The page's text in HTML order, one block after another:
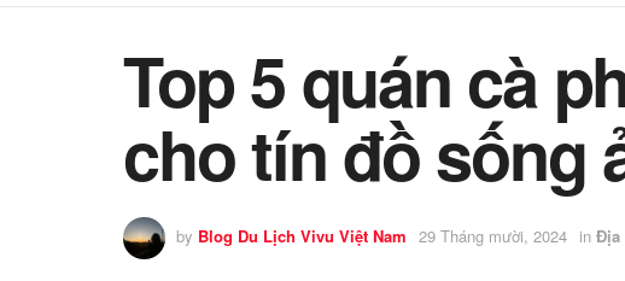
Top 5 quán cà
cho tín đồ sống
by Blog Du Lịch Vivu Việt Nam 29 Tháng mười, 2024 in Địa